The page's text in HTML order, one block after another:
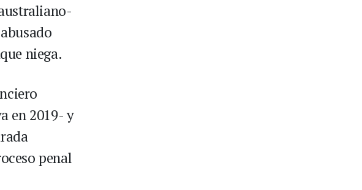
niega.
en 2019- y
penal